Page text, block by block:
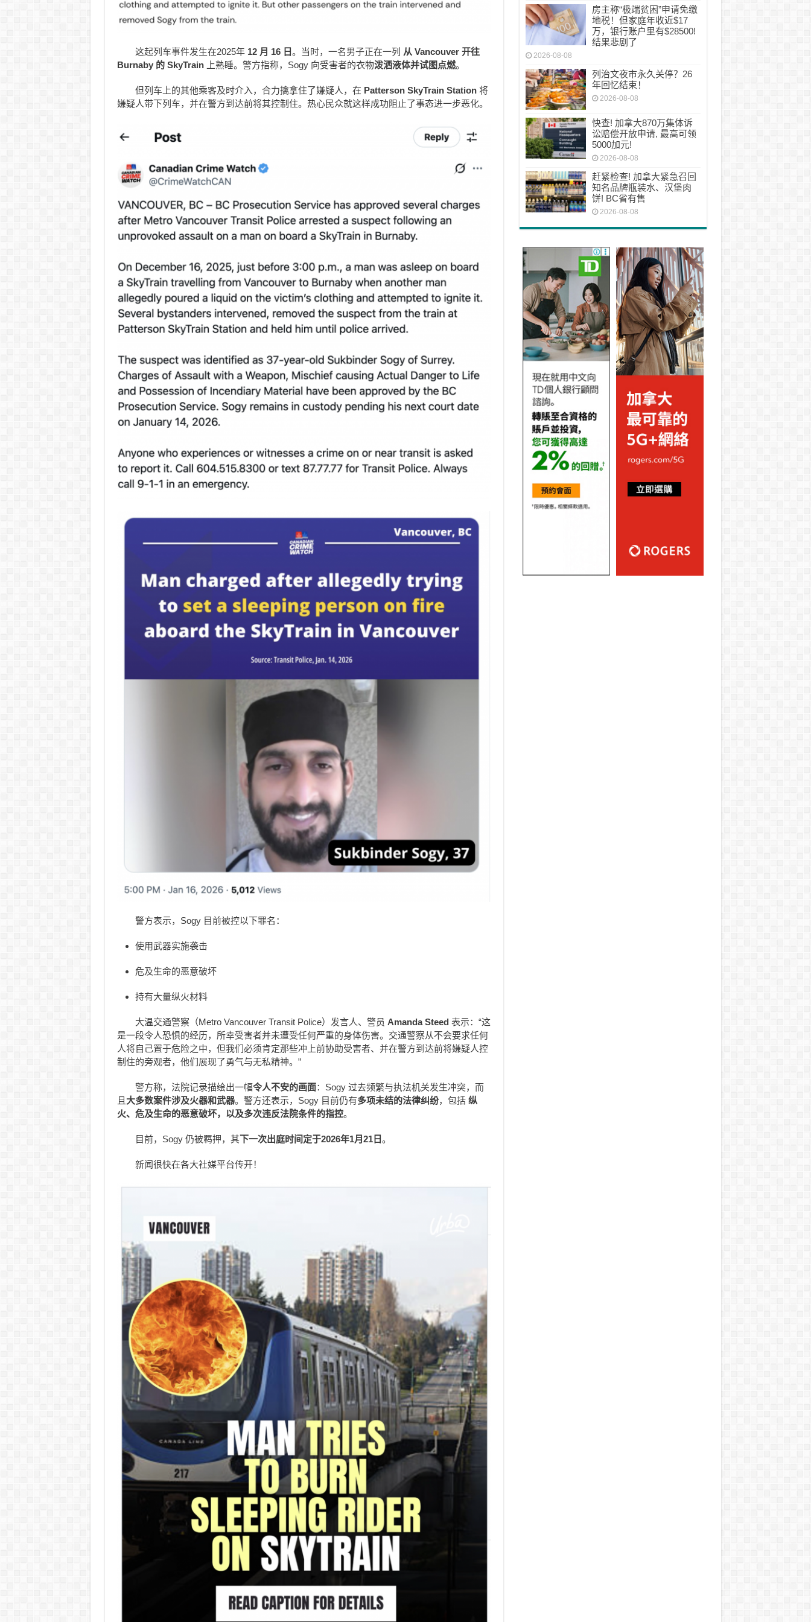
这起列车事件发生在2025年 12 月 16 日。当时，一名男子正在一列 从 Vancouver 开往
Burnaby 的 SkyTrain上熟睡。警方指称，Sogy 向受害者的衣物泼洒液体并试图点燃。
但列车上的其他乘客及时介入，合力擒拿住了嫌疑人，在 Patterson SkyTrain Station将
嫌疑人带下列车，并在警方到达前将其控制住。热心民众就这样成功阻止了事态进一步恶化。
警方表示，Sogy 目前被控以下罪名：
使用武器实施袭击
危及生命的恶意破坏
持有大量纵火材料
大温交通警察（Metro Vancouver Transit Police）发言人、警员 Amanda Steed 表示：“这
是一段令人恐惧的经历，所幸受害者并未遭受任何严重的身体伤害。交通警察从不会要求任何
人将自己置于危险之中，但我们必须肯定那些冲上前协助受害者、并在警方到达前将嫌疑人控
制住的旁观者，他们展现了勇气与无私精神。”
警方称，法院记录描绘出一幅令人不安的画面：Sogy 过去频繁与执法机关发生冲突，而
且 大多数案件涉及火器和武器。警方还表示，Sogy 目前仍有多项未结的法律纠纷，包括 纵
火、危及生命的恶意破坏，以及多次违反法院条件的指控。
目前，Sogy 仍被羁押，其下一次出庭时间定于2026年1月21日。
新闻很快在各大社媒平台传开！
房主称“极端贫困”申请免缴
地税！但家庭年收近$17
万，银行账户里有$28500!
结果悲剧了
2026-08-08
列治文夜市永久关停？26
年回忆结束！
2026-08-08
快查! 加拿大870万集体诉
讼赔偿开放申请, 最高可领
5000加元!
2026-08-08
赶紧检查! 加拿大紧急召回
知名品牌瓶装水、汉堡肉
饼! BC省有售
2026-08-08